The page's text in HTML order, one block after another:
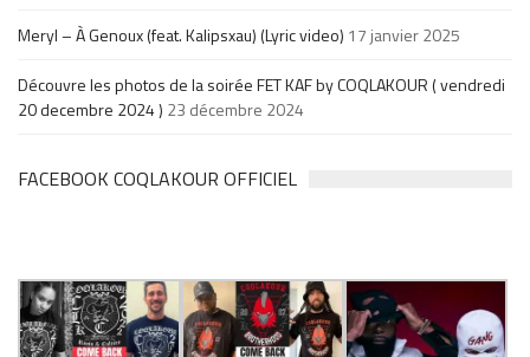
Meryl – À Genoux (feat. Kalipsxau) (Lyric video) 17 janvier 2025
Découvre les photos de la soirée FET KAF by COQLAKOUR ( vendredi
20 decembre 2024 ) 23 décembre 2024
FACEBOOK COQLAKOUR OFFICIEL